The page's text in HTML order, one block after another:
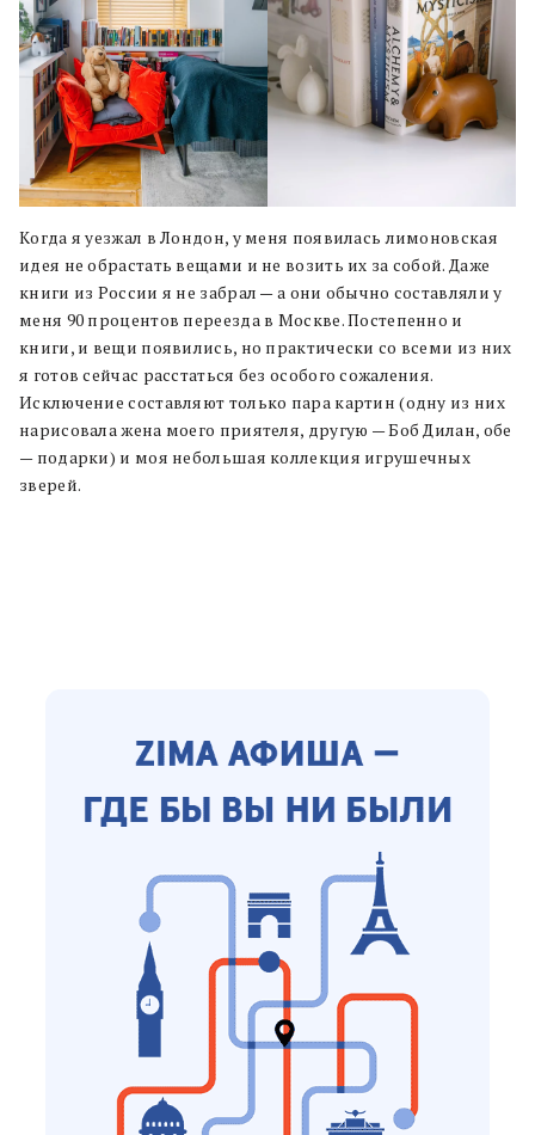
Когда я уезжал в Лондон, у меня появилась лимоновская
идея не обрастать вещами и не возить их за собой. Даже
книги из России я не забрал — а они обычно составляли у
меня 90 процентов переезда в Москве. Постепенно и
книги, и вещи появились, но практически со всеми из них
я готов сейчас расстаться без особого сожаления.
Исключение составляют только пара картин (одну из них
нарисовала жена моего приятеля, другую — Боб Дилан, обе
— подарки) и моя небольшая коллекция игрушечных
зверей.